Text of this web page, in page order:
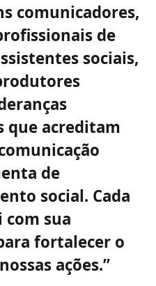
comunicadores,
de
sociais,
que acreditam
de
social. Cada
sua
fortalecer o
ações.”